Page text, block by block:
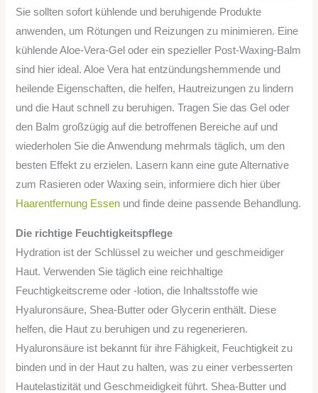
Sie sollten sofort kühlende und beruhigende Produkte
anwenden, um Rötungen und Reizungen zu minimieren. Eine
kühlende Aloe-Vera-Gel oder ein spezieller Post-Waxing-Balm
sind hier ideal. Aloe Vera hat entzündungshemmende und
heilende Eigenschaften, die helfen, Hautreizungen zu lindern
und die Haut schnell zu beruhigen. Tragen Sie das Gel oder
den Balm großzügig auf die betroffenen Bereiche auf und
wiederholen Sie die Anwendung mehrmals täglich, um den
besten Effekt zu erzielen. Lasern kann eine gute Alternative
zum Rasieren oder Waxing sein, informiere dich hier über
Haarentfernung Essen und finde deine passende Behandlung.
Die richtige Feuchtigkeitspflege
Hydration ist der Schlüssel zu weicher und geschmeidiger
Haut. Verwenden Sie täglich eine reichhaltige
Feuchtigkeitscreme oder -lotion, die Inhaltsstoffe wie
Hyaluronsäure, Shea-Butter oder Glycerin enthält. Diese
helfen, die Haut zu beruhigen und zu regenerieren.
Hyaluronsäure ist bekannt für ihre Fähigkeit, Feuchtigkeit zu
binden und in der Haut zu halten, was zu einer verbesserten
Hautelastizität und Geschmeidigkeit führt. Shea-Butter und